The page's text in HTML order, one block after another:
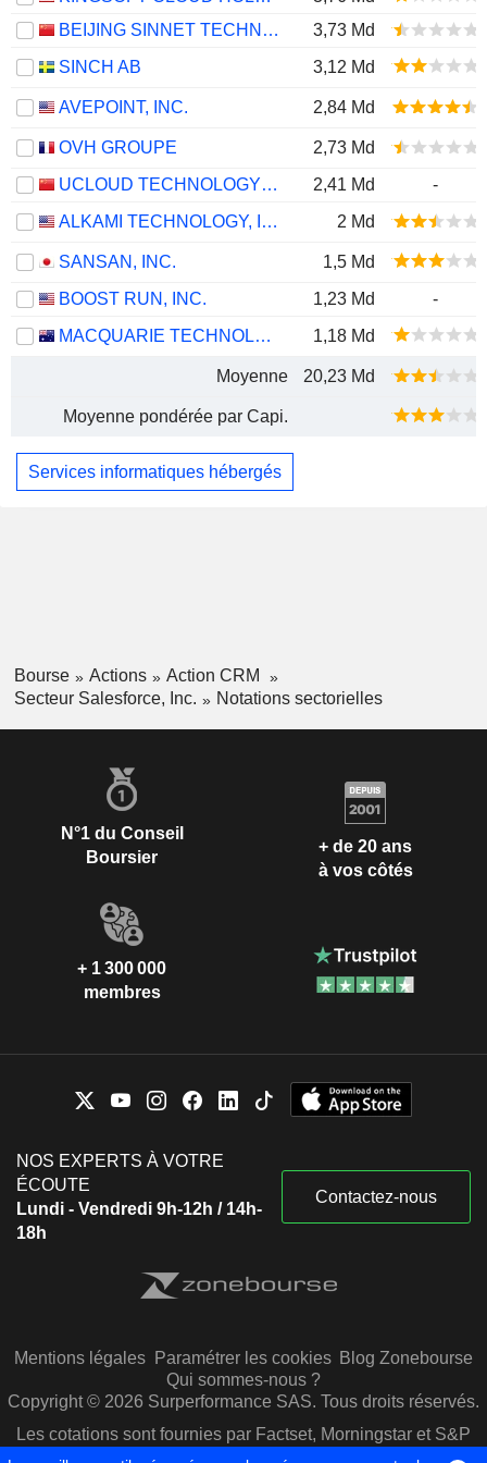
BEIJING SINNET TECHNOLOGY CO.,LTD
3,73 Md
SINCH AB
3,12 Md
AVEPOINT, INC. 2,84 Md
OVH GROUPE
2,73 Md
UCLOUD TECHNOLOGY CO., LTD.
2,41 Md
-
ALKAMI TECHNOLOGY, INC.
2 Md
SANSAN, INC.
1,5 Md
BOOST RUN, INC.
1,23 Md
-
MACQUARIE TECHNOLOGY GROUP LIMITED
1,18 Md
Moyenne 20,23 Md
Moyenne pondérée par Capi.
Services informatiques hébergés
Bourse Actions
Action CRM
Secteur Salesforce, Inc.
Notations sectorielles
N°1 du Conseil
Boursier
+ de 20 ans
à vos côtés
+ 1 300 000
membres
NOS EXPERTS À VOTRE
ÉCOUTE
Lundi - Vendredi 9h-12h / 14h-
18h
Contactez-nous
Mentions légales Paramétrer les cookies Blog Zonebourse
Qui sommes-nous ?
Copyright © 2026 Surperformance SAS. Tous droits réservés.
Les cotations sont fournies par Factset, Morningstar et S&P
Capital IQ